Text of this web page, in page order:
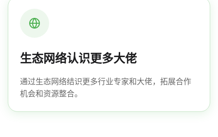
生态网络认识更多大佬
通过生态网络结识更多行业专家和大佬，拓展合作
机会和资源整合。